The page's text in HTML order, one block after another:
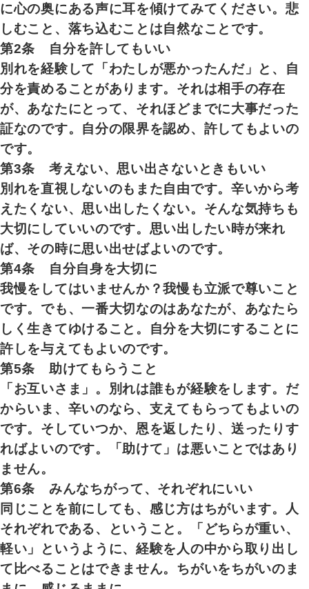
に心の奥にある声に耳を傾けてみてください。悲
しむこと、落ち込むことは自然なことです。
第2条 自分を許してもいい
別れを経験して「わたしが悪かったんだ」と、自
分を責めることがあります。それは相手の存在
が、あなたにとって、それほどまでに大事だった
証なのです。自分の限界を認め、許してもよいの
です。
第3条 考えない、思い出さないときもいい
別れを直視しないのもまた自由です。辛いから考
えたくない、思い出したくない。そんな気持ちも
大切にしていいのです。思い出したい時が来れ
ば、その時に思い出せばよいのです。
第4条 自分自身を大切に
我慢をしてはいませんか？我慢も立派で尊いこと
です。でも、一番大切なのはあなたが、あなたら
しく生きてゆけること。自分を大切にすることに
許しを与えてもよいのです。
第5条 助けてもらうこと
「お互いさま」。別れは誰もが経験をします。だ
からいま、辛いのなら、支えてもらってもよいの
です。そしていつか、恩を返したり、送ったりす
ればよいのです。「助けて」は悪いことではあり
ません。
第6条 みんなちがって、それぞれにいい
同じことを前にしても、感じ方はちがいます。人
それぞれである、ということ。「どちらが重い、
軽い」というように、経験を人の中から取り出し
て比べることはできません。ちがいをちがいのま